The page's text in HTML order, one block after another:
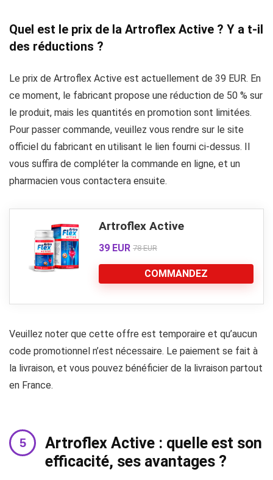
Quel est le prix de la Artroflex Active ? Y a t-il
des réductions ?
Le prix de Artroflex Active est actuellement de 39 EUR. En
ce moment, le fabricant propose une réduction de 50 % sur
le produit, mais les quantités en promotion sont limitées.
Pour passer commande, veuillez vous rendre sur le site
officiel du fabricant en utilisant le lien fourni ci-dessus. Il
vous suffira de compléter la commande en ligne, et un
pharmacien vous contactera ensuite.
Artroflex Active
39 EUR 78 EUR
COMMANDEZ
Veuillez noter que cette offre est temporaire et qu’aucun
code promotionnel n’est nécessaire. Le paiement se fait à
la livraison, et vous pouvez bénéficier de la livraison partout
en France.
Artroflex Active : quelle est son
efficacité, ses avantages ?